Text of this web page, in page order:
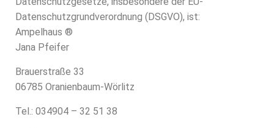
Datenschutzgrundverordnung (DSGVO), ist:
Ampelhaus ®
Jana Pfeifer
Brauerstraße 33
06785 Oranienbaum-Wörlitz
Tel.: 034904 – 32 51 38